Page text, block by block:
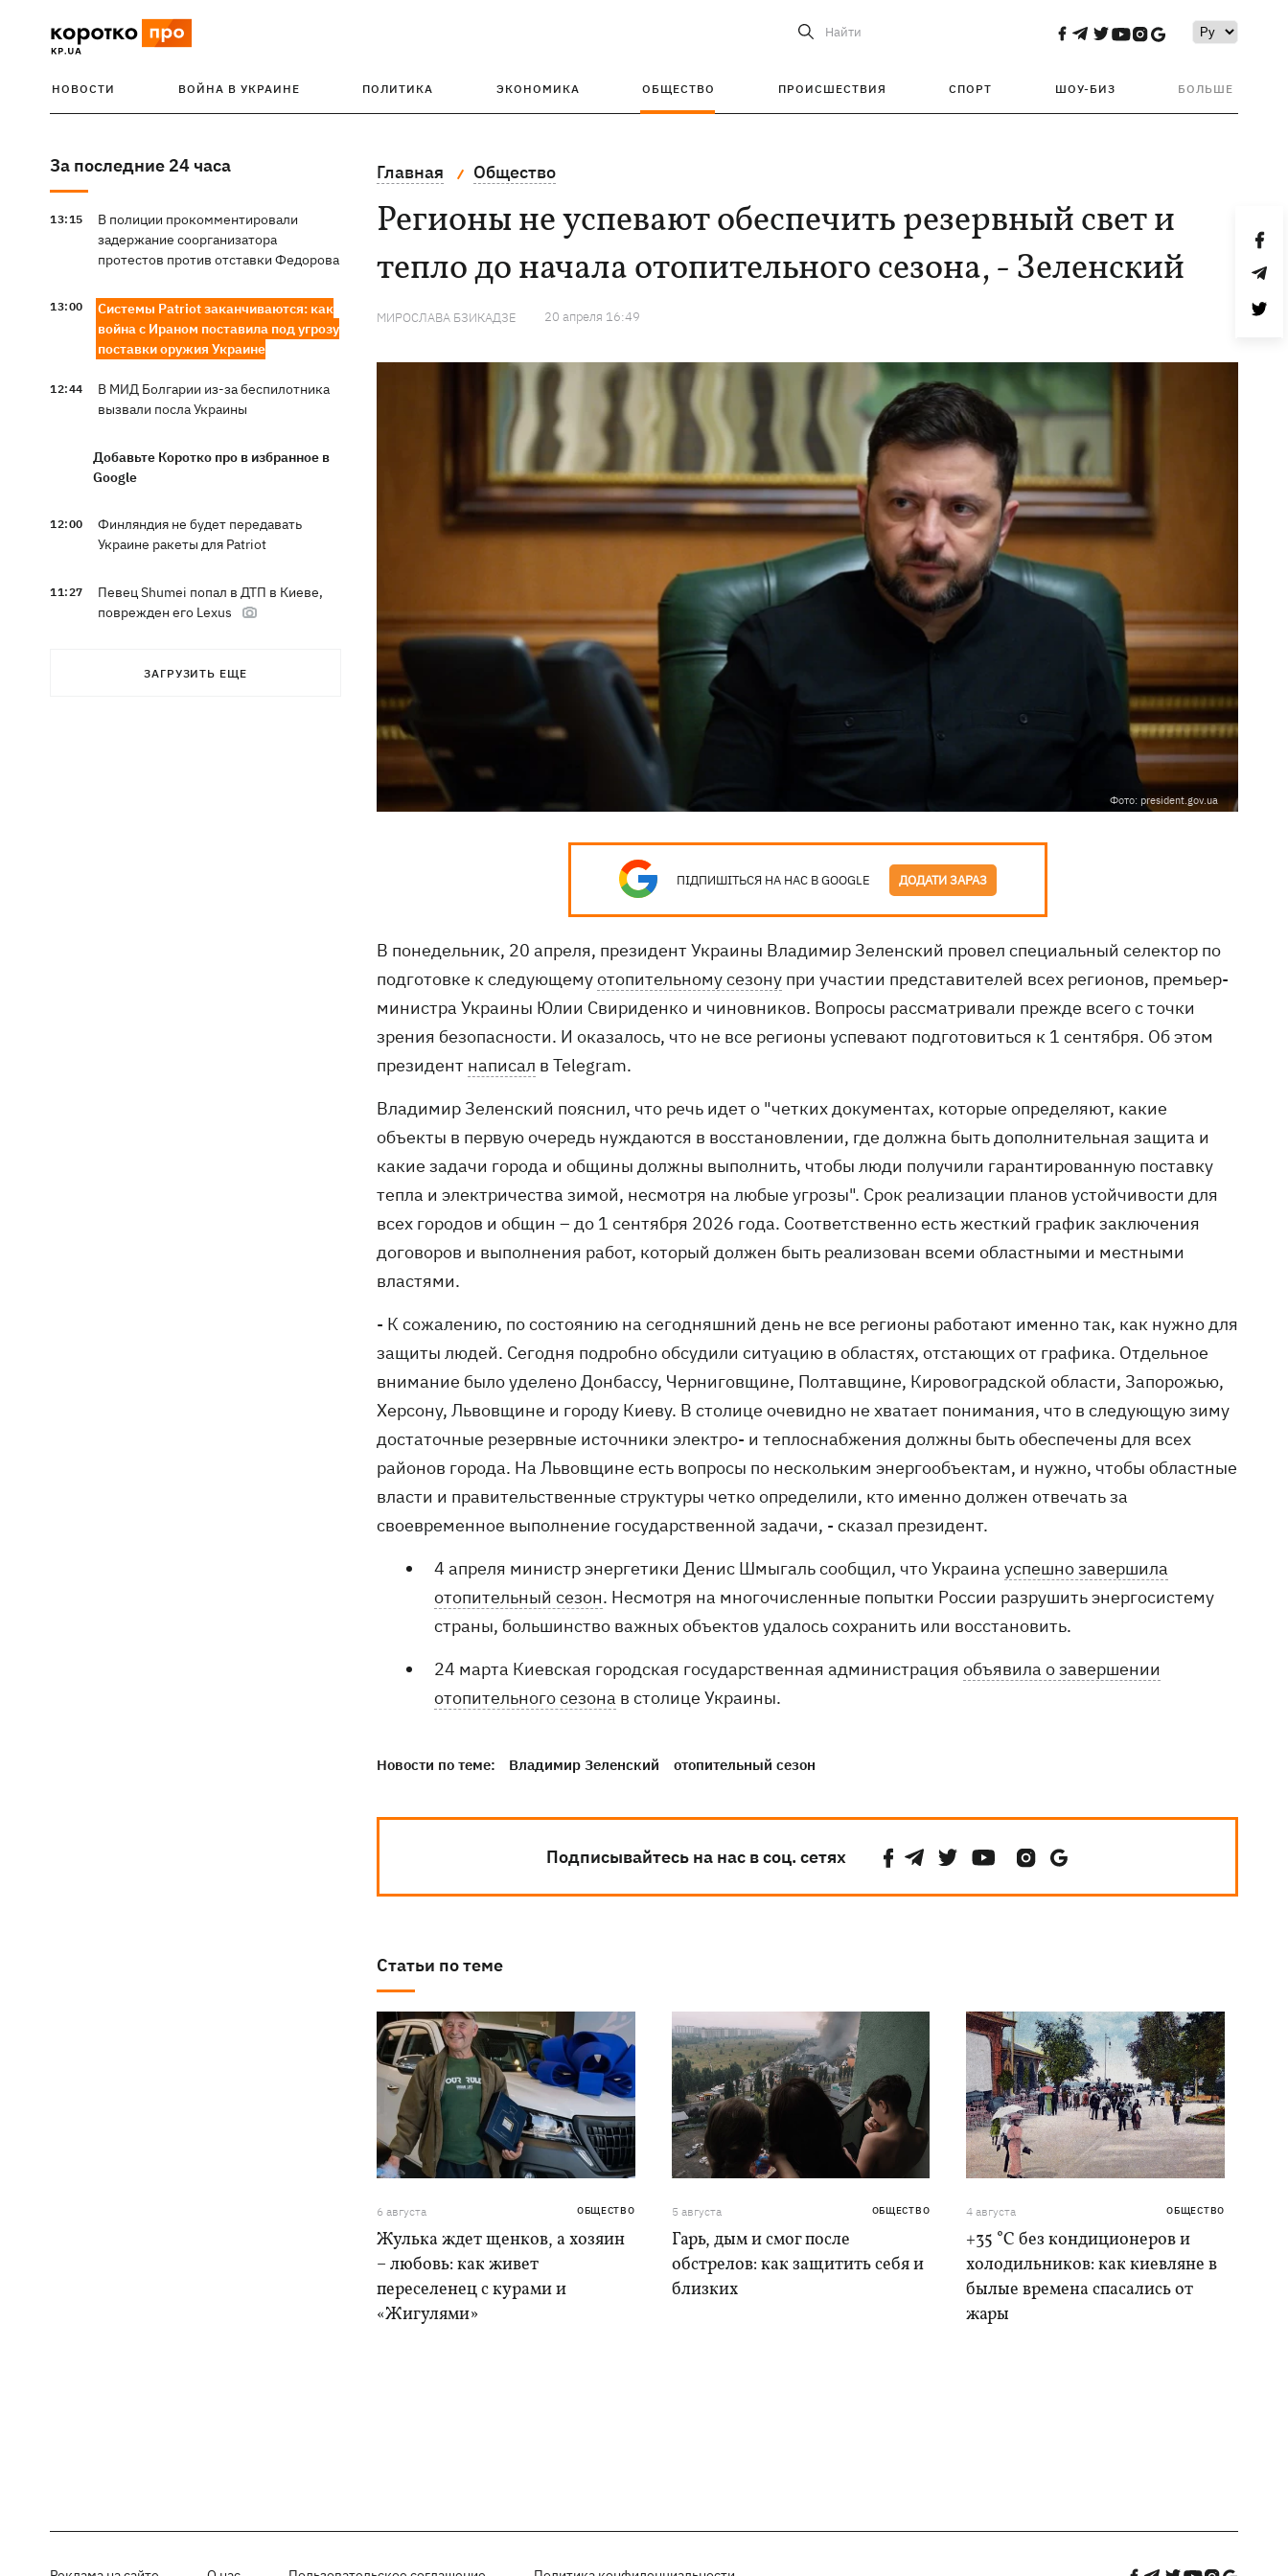
Найти
НОВОСТИ ВОЙНА В УКРАИНЕ ПОЛИТИКА ЭКОНОМИКА ОБЩЕСТВО ПРОИСШЕСТВИЯ СПОРТ ШОУ-БИЗ БОЛЬШЕ
За последние 24 часа
13:15
В полиции прокомментировали
задержание соорганизатора
протестов против отставки Федорова
13:00
Системы Patriot заканчиваются: как
война с Ираном поставила под угрозу
поставки оружия Украине
12:44
В МИД Болгарии из-за беспилотника
вызвали посла Украины
Добавьте Коротко про в избранное в
Google
12:00
Финляндия не будет передавать
Украине ракеты для Patriot
11:27
Певец Shumei попал в ДТП в Киеве,
поврежден его Lexus
летие объявил, что написал
ЗАГРУЗИТЬ ЕЩЕ
Главная Общество
Регионы не успевают обеспечить резервный свет и
тепло до начала отопительного сезона, - Зеленский
МИРОСЛАВА БЗИКАДЗЕ 20 апреля 16:49
Фото: president.gov.ua
ПІДПИШІТЬСЯ НА НАС В GOOGLE ДОДАТИ ЗАРАЗ
В понедельник, 20 апреля, президент Украины Владимир Зеленский провел специальный селектор по
подготовке к следующемуотопительному сезону при участии представителей всех регионов, премьер-
министра Украины Юлии Свириденко и чиновников. Вопросы рассматривали прежде всего с точки
зрения безопасности. И оказалось, что не все регионы успевают подготовиться к 1 сентября. Об этом
президент написал в Telegram.
Владимир Зеленский пояснил, что речь идет о "четких документах, которые определяют, какие
объекты в первую очередь нуждаются в восстановлении, где должна быть дополнительная защита и
какие задачи города и общины должны выполнить, чтобы люди получили гарантированную поставку
тепла и электричества зимой, несмотря на любые угрозы". Срок реализации планов устойчивости для
всех городов и общин – до 1 сентября 2026 года. Соответственно есть жесткий график заключения
договоров и выполнения работ, который должен быть реализован всеми областными и местными
властями.
- К сожалению, по состоянию на сегодняшний день не все регионы работают именно так, как нужно для
защиты людей. Сегодня подробно обсудили ситуацию в областях, отстающих от графика. Отдельное
внимание было уделено Донбассу, Черниговщине, Полтавщине, Кировоградской области, Запорожью,
Херсону, Львовщине и городу Киеву. В столице очевидно не хватает понимания, что в следующую зиму
достаточные резервные источники электро- и теплоснабжения должны быть обеспечены для всех
районов города. На Львовщине есть вопросы по нескольким энергообъектам, и нужно, чтобы областные
власти и правительственные структуры четко определили, кто именно должен отвечать за
своевременное выполнение государственной задачи, - сказал президент.
4 апреля министр энергетики Денис Шмыгаль сообщил, что Украина успешно завершила
отопительный сезон. Несмотря на многочисленные попытки России разрушить энергосистему
страны, большинство важных объектов удалось сохранить или восстановить.
24 марта Киевская городская государственная администрация объявила о завершении
отопительного сезона в столице Украины.
Новости по теме: Владимир Зеленский отопительный сезон
Подписывайтесь на нас в соц. сетях
Статьи по теме
6 августа ОБЩЕСТВО
Жулька ждет щенков, а хозяин
– любовь: как живет
переселенец с курами и
«Жигулями»
5 августа ОБЩЕСТВО
Гарь, дым и смог после
обстрелов: как защитить себя и
близких
4 августа ОБЩЕСТВО
+35 °C без кондиционеров и
холодильников: как киевляне в
былые времена спасались от
жары